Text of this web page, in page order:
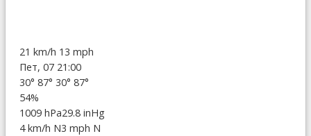
21 km/h 13 mph
Пет, 07 21:00
30° 87° 30° 87°
54%
1009 hPa29.8 inHg
4 km/h N3 mph N